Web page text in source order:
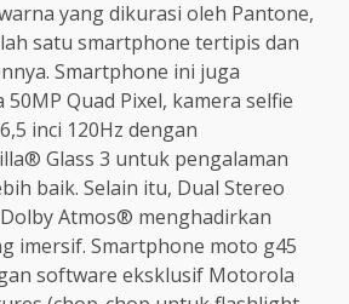
yang dikurasi oleh Pantone,
satu smartphone tertipis dan
Smartphone ini juga
Quad Pixel, kamera selfie
inci 120Hz dengan
Glass 3 untuk pengalaman
baik. Selain itu, Dual Stereo
Atmos® menghadirkan
imersif. Smartphone moto g45
software eksklusif Motorola